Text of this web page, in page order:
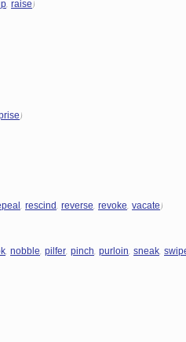
, raise)
)
, rescind, reverse, revoke, vacate)
, nobble, pilfer, pinch, purloin, sneak,